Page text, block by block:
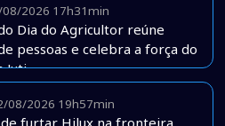
2026 17h31min
Dia do Agricultor reúne
pessoas e celebra a força do
Juti
08/2026 19h57min